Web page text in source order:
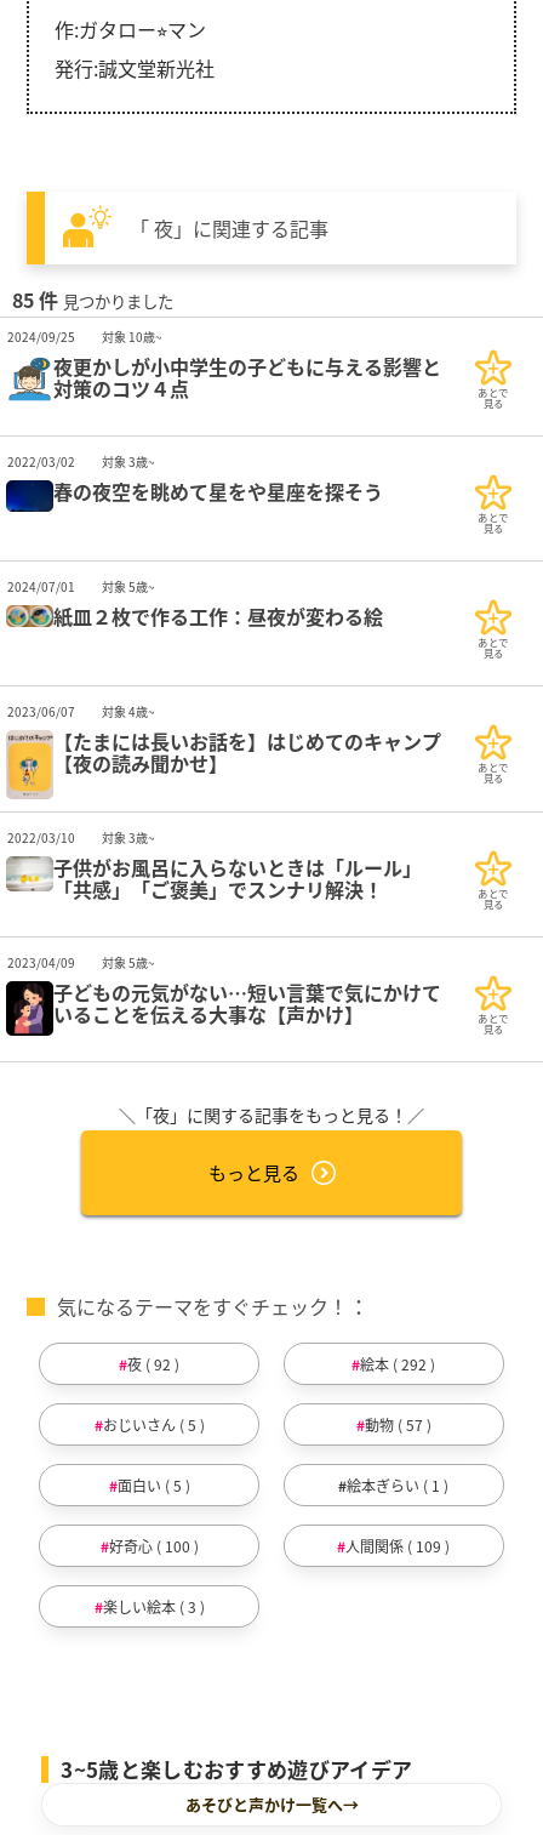
作:ガタロー⭐︎マン
発行:誠文堂新光社
「 夜」に関連する記事
85 件 見つかりました
2024/09/25 対象 10歳~
夜更かしが小中学生の子どもに与える影響と
対策のコツ４点 あとで
見る
2022/03/02 対象 3歳~
春の夜空を眺めて星をや星座を探そう
あとで
見る
2024/07/01 対象 5歳~
紙皿２枚で作る工作：昼夜が変わる絵
あとで
見る
2023/06/07 対象 4歳~
【たまには長いお話を】はじめてのキャンプ
【夜の読み聞かせ】 あとで
見る
2022/03/10 対象 3歳~
子供がお風呂に入らないときは「ルール」
「共感」「ご褒美」でスンナリ解決！ あとで
見る
2023/04/09 対象 5歳~
子どもの元気がない…短い言葉で気にかけて
いることを伝える大事な【声かけ】 あとで
見る
＼「夜」に関する記事をもっと見る！／
もっと見る
気になるテーマをすぐチェック！
夜 ( 92 ) 絵本 ( 292 )
おじいさん ( 5 ) 動物 ( 57 )
面白い ( 5 ) 絵本ぎらい ( 1 )
好奇心 ( 100 ) 人間関係 ( 109 )
楽しい絵本 ( 3 )
3~5歳と楽しむおすすめ遊びアイデア
あそびと声かけ一覧へ